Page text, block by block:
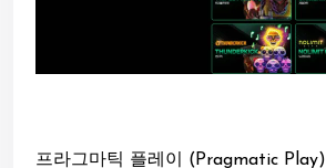
프라그마틱 플레이 (Pragmatic Play)